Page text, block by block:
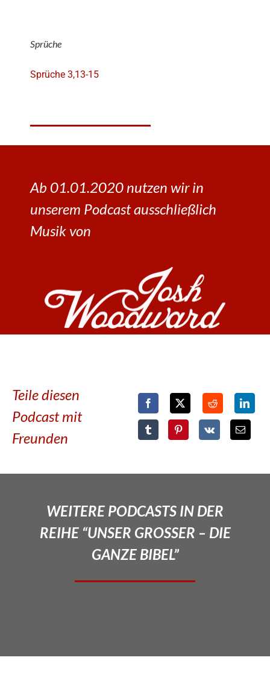
Sprüche
Sprüche 3,13-15
Ab 01.01.2020 nutzen wir in
unserem Podcast ausschließlich
Musik von
Teile diesen
Podcast mit
Freunden
WEITERE PODCASTS IN DER
REIHE “UNSER GROSSER – DIE
GANZE BIBEL”